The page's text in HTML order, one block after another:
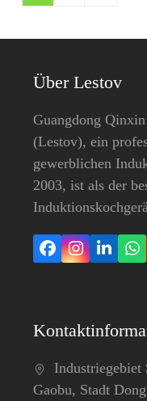
Über Lestov
Guangdong
(Lestov), ein
gewerblichen
2003, ist als der
Facebook
Instagram
Industriegebiet
Gaobu, Stadt